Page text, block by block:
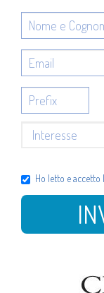
Ho letto e accetto